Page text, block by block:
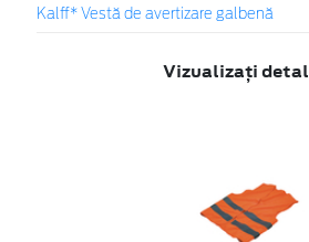
Kalff* Vestă de avertizare galbenă
Vizualizați